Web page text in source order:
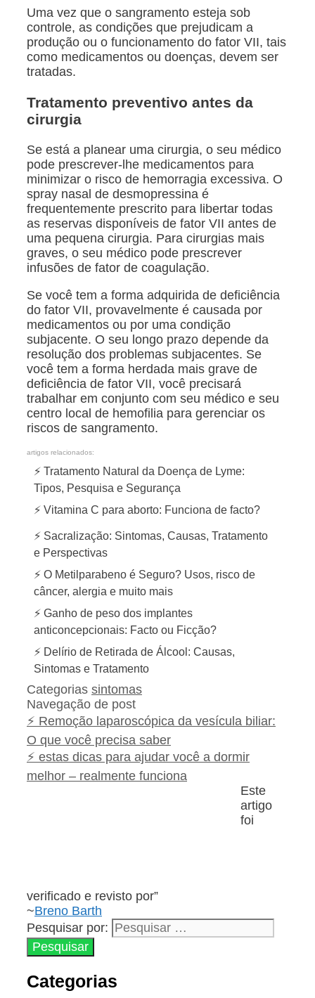
Uma vez que o sangramento esteja sob
controle, as condições que prejudicam a
produção ou o funcionamento do fator VII, tais
como medicamentos ou doenças, devem ser
tratadas.
Tratamento preventivo antes da
cirurgia
Se está a planear uma cirurgia, o seu médico
pode prescrever-lhe medicamentos para
minimizar o risco de hemorragia excessiva. O
spray nasal de desmopressina é
frequentemente prescrito para libertar todas
as reservas disponíveis de fator VII antes de
uma pequena cirurgia. Para cirurgias mais
graves, o seu médico pode prescrever
infusões de fator de coagulação.
Se você tem a forma adquirida de deficiência
do fator VII, provavelmente é causada por
medicamentos ou por uma condição
subjacente. O seu longo prazo depende da
resolução dos problemas subjacentes. Se
você tem a forma herdada mais grave de
deficiência de fator VII, você precisará
trabalhar em conjunto com seu médico e seu
centro local de hemofilia para gerenciar os
riscos de sangramento.
artigos relacionados:
⚡ Tratamento Natural da Doença de Lyme:
Tipos, Pesquisa e Segurança
⚡ Vitamina C para aborto: Funciona de facto?
⚡ Sacralização: Sintomas, Causas, Tratamento
e Perspectivas
⚡ O Metilparabeno é Seguro? Usos, risco de
câncer, alergia e muito mais
⚡ Ganho de peso dos implantes
anticoncepcionais: Facto ou Ficção?
⚡ Delírio de Retirada de Álcool: Causas,
Sintomas e Tratamento
Categorias sintomas
Navegação de post
⚡ Remoção laparoscópica da vesícula biliar:
O que você precisa saber
⚡ estas dicas para ajudar você a dormir
melhor – realmente funciona
Este
artigo
foi
verificado e revisto por”
~Breno Barth
Pesquisar por:
Categorias